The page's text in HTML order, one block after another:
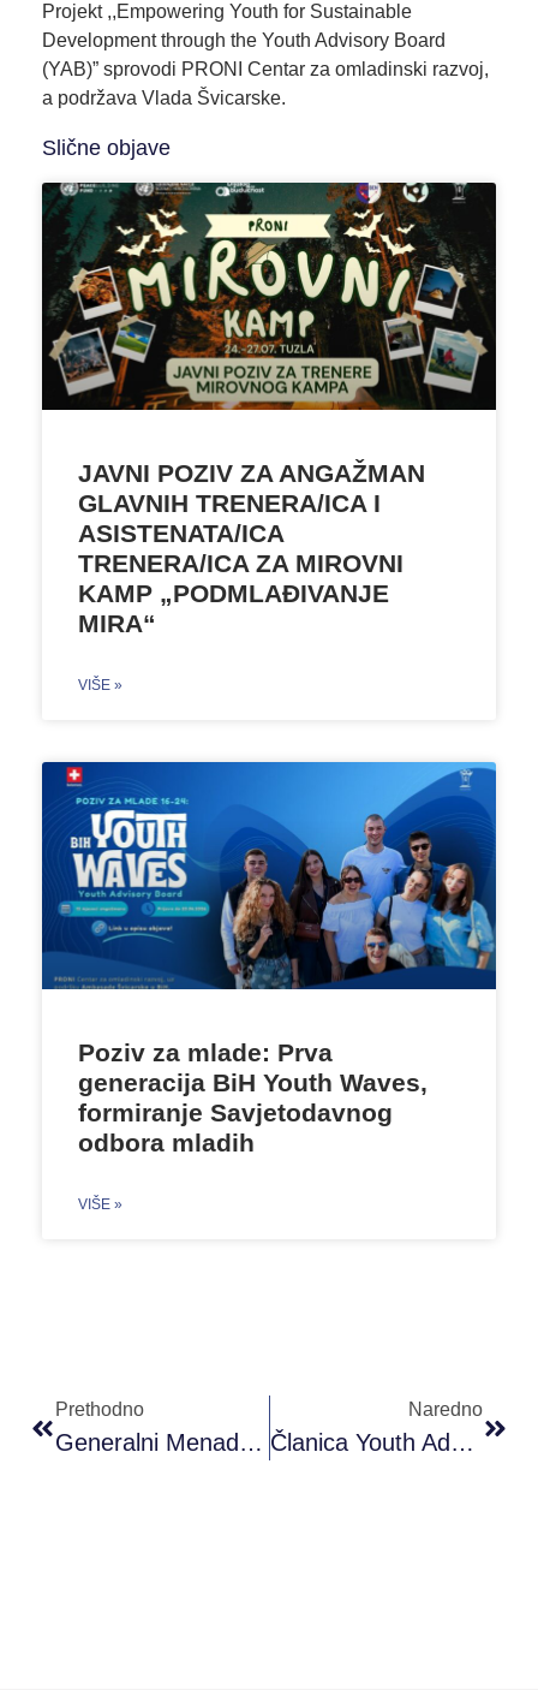
Projekt ,,Empowering Youth for Sustainable
Development through the Youth Advisory Board
(YAB)” sprovodi PRONI Centar za omladinski razvoj,
a podržava Vlada Švicarske.
Slične objave
JAVNI POZIV ZA ANGAŽMAN
GLAVNIH TRENERA/ICA I
ASISTENATA/ICA
TRENERA/ICA ZA MIROVNI
KAMP „PODMLAĐIVANJE
MIRA“
VIŠE »
Poziv za mlade: Prva
generacija BiH Youth Waves,
formiranje Savjetodavnog
odbora mladih
VIŠE »
Prethodno
Generalni Menadžer PRONI Centra Panelista Na Prvoj CIVILKI
Naredno
Članica Youth Advisory Board-A Govorila Na Panelu O Rodnoj Ravnopravnosti